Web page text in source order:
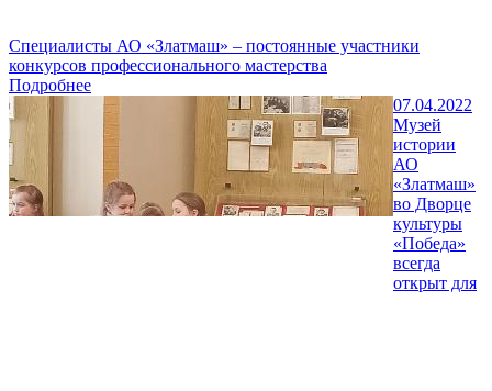
Специалисты АО «Златмаш» – постоянные участники
конкурсов профессионального мастерства
Подробнее
07.04.2022
Музей
истории
АО
«Златмаш»
во Дворце
культуры
«Победа»
всегда
открыт для